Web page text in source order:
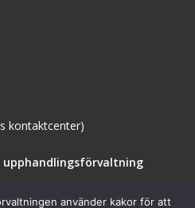
kontaktcenter)
upphandlingsförvaltning(öppnas
nytt
använder kakor för att